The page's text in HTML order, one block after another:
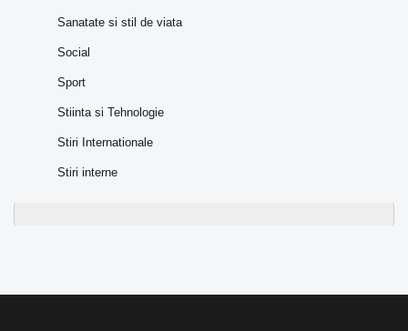
Sanatate si stil de viata
Social
Sport
Stiinta si Tehnologie
Stiri Internationale
Stiri interne